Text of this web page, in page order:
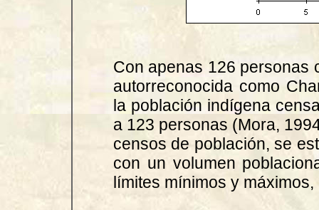
Con apenas 126 personas
autorreconocida como
la población indígena
a 123 personas (Mora,
censos de población, se
con un volumen
límites mínimos y